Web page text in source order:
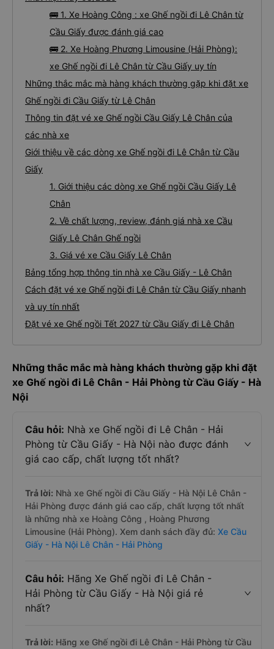
🚌 1. Xe Hoàng Công : xe Ghế ngồi đi Lê Chân từ
Cầu Giấy được đánh giá cao
🚌 2. Xe Hoàng Phương Limousine (Hải Phòng):
xe Ghế ngồi đi Lê Chân từ Cầu Giấy uy tín
Những thắc mắc mà hàng khách thường gặp khi đặt xe
Ghế ngồi đi Cầu Giấy từ Lê Chân
Thông tin đặt vé xe Ghế ngồi Cầu Giấy Lê Chân của
các nhà xe
Giới thiệu về các dòng xe Ghế ngồi đi Lê Chân từ Cầu
Giấy
1. Giới thiệu các dòng xe Ghế ngồi Cầu Giấy Lê
Chân
2. Về chất lượng, review, đánh giá nhà xe Cầu
Giấy Lê Chân Ghế ngồi
3. Giá vé xe Cầu Giấy Lê Chân
Bảng tổng hợp thông tin nhà xe Cầu Giấy - Lê Chân
Cách đặt vé xe Ghế ngồi đi Lê Chân từ Cầu Giấy nhanh
và uy tín nhất
Đặt vé xe Ghế ngồi Tết 2027 từ Cầu Giấy đi Lê Chân
Những thắc mắc mà hàng khách thường gặp khi đặt
xe Ghế ngồi đi Lê Chân - Hải Phòng từ Cầu Giấy - Hà
Nội
Câu hỏi: Nhà xe Ghế ngồi đi Lê Chân - Hải
Phòng từ Cầu Giấy - Hà Nội nào được đánh
giá cao cấp, chất lượng tốt nhất?
Trả lời: Nhà xe Ghế ngồi đi Cầu Giấy - Hà Nội Lê Chân -
Hải Phòng được đánh giá cao cấp, chất lượng tốt nhất
là những nhà xe Hoàng Công , Hoàng Phương
Limousine (Hải Phòng). Xem danh sách đầy đủ: Xe Cầu
Giấy - Hà Nội Lê Chân - Hải Phòng
Câu hỏi: Hãng Xe Ghế ngồi đi Lê Chân -
Hải Phòng từ Cầu Giấy - Hà Nội giá rẻ
nhất?
Trả lời: Hãng xe Ghế ngồi đi Lê Chân - Hải Phòng từ Cầu